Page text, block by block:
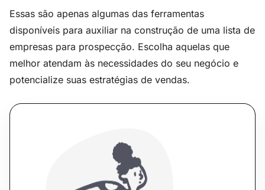
Essas são apenas algumas das ferramentas
disponíveis para auxiliar na construção de uma lista de
empresas para prospecção. Escolha aquelas que
melhor atendam às necessidades do seu negócio e
potencialize suas estratégias de vendas.